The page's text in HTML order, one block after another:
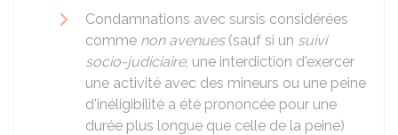
Condamnations avec sursis considérées
comme non avenues(sauf si un suivi
socio-judiciaire, une interdiction d'exercer
une activité avec des mineurs ou une peine
d'inéligibilité a été prononcée pour une
durée plus longue que celle de la peine)